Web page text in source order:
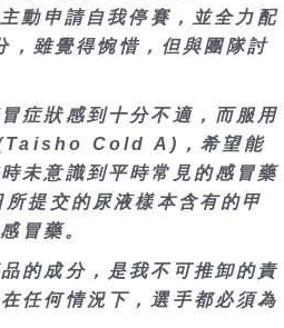
動申請自我停賽，並全力配
雖覺得惋惜，但與團隊討
症狀感到十分不適，而服用
(Taisho Cold A)，希望能
未意識到平時常見的感冒藥
提交的尿液樣本含有的甲
冒藥。
的成分，是我不可推卸的責
任何情況下，選手都必須為